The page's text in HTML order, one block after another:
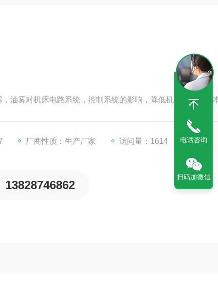
油雾对机床电路系统，控制系统的影响，降低机床的维修成
厂商性质：生产厂家 访问量：1614
13828746862
电话咨询
扫码加微信